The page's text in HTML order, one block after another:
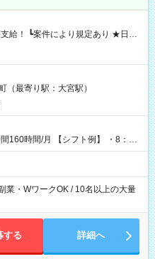
その日に現金GET♪ お仕事後はコ
ます！ 【試用期間】試
（最寄り駅：大宮駅）
フト例】 ・8：00
業・WワークOK / 10名以上の大量
する 詳細へ